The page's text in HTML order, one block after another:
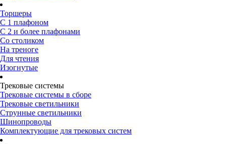
Торшеры
С 1 плафоном
С 2 и более плафонами
Со столиком
На треноге
Для чтения
Изогнутые
Трековые системы
Трековые системы в сборе
Трековые светильники
Струнные светильники
Шинопроводы
Комплектующие для трековых систем